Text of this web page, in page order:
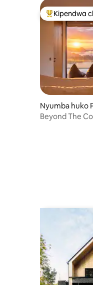
Kipendwa
Kipendwa
Nyumba huko
Beyond The